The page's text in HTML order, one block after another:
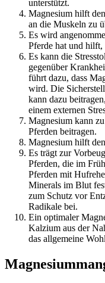
unterstützt.
Magnesium hilft
an die Muskeln zu
Es wird
Pferde hat und
Es kann die
gegenüber
führt dazu, dass
wird. Die
kann dazu
einem externen
Magnesium kann
Pferden beitragen.
Magnesium hilft
Es trägt zur
Pferden, die im
Pferden mit
Minerals im Blut
zum Schutz vor
Radikale bei.
Ein optimaler
Kalzium aus der
das allgemeine